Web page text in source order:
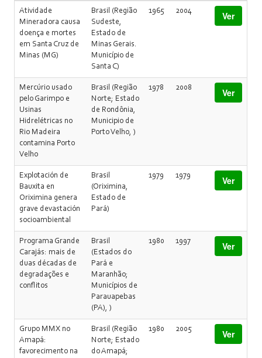
Atividade
Mineradora causa
doença e mortes
em Santa Cruz de
Minas (MG)
Brasil (Região
Sudeste,
Estado de
Minas Gerais.
Município de
Santa C)
1965 2004 Ver
Mercúrio usado
pelo Garimpo e
Usinas
Hidrelétricas no
Rio Madeira
contamina Porto
Velho
Brasil (Região
Norte; Estado
de Rondônia,
Municipio de
Porto Velho, )
1978 2008 Ver
Explotación de
Bauxita en
Oriximina genera
grave devastación
socioambiental
Brasil
(Oriximina,
Estado de
Pará)
1979 1979 Ver
Programa Grande
Carajás: mais de
duas décadas de
degradações e
conflitos
Brasil
(Estados do
Pará e
Maranhão;
Municípios de
Parauapebas
(PA), )
1980 1997 Ver
Grupo MMX no
Amapá:
favorecimento na
Brasil (Região
Norte; Estado
do Amapá;
1980 2005 Ver